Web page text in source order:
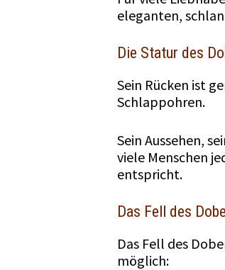
eleganten,
Die Statur des
Sein Rücken ist
Schlappohren.
Sein Aussehen,
viele Menschen
entspricht.
Das Fell des
Das Fell des
möglich: